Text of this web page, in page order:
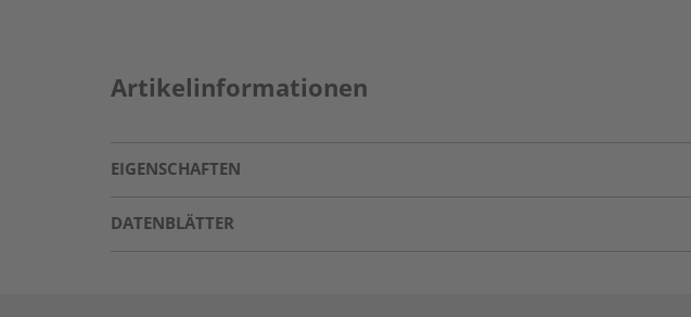
Artikelinformationen
EIGENSCHAFTEN
DATENBLÄTTER